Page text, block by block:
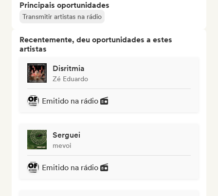
Principais oportunidades
Transmitir artistas na rádio
Recentemente, deu oportunidades a estes
artistas
Disritmia
Zé Eduardo
Emitido na rádio
Serguei
mevoi
Emitido na rádio